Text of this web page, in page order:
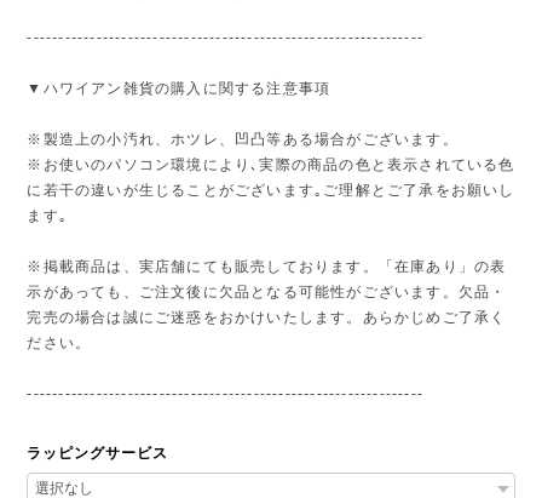
---------------------------------------------------------------
▼ハワイアン雑貨の購入に関する注意事項
※製造上の小汚れ、ホツレ、凹凸等ある場合がございます。
※お使いのパソコン環境により､実際の商品の色と表示されている色
に若干の違いが生じることがございます｡ご理解とご了承をお願いし
ます｡
※掲載商品は、実店舗にても販売しております。「在庫あり」の表
示があっても、ご注文後に欠品となる可能性がございます。欠品・
完売の場合は誠にご迷惑をおかけいたします。あらかじめご了承く
ださい。
---------------------------------------------------------------
ラッピングサービス